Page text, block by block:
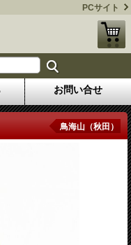
PCサイト
お問い合せ
鳥海山（秋田）